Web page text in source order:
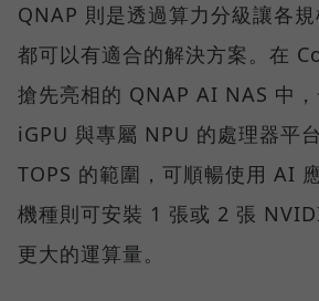
QNAP 則是透過算力分級讓各
都可以有適合的解決方案。在
搶先亮相的 QNAP AI NAS 中
iGPU 與專屬 NPU 的處理器平
TOPS 的範圍，可順暢使用 AI
機種則可安裝 1 張或 2 張
更大的運算量。